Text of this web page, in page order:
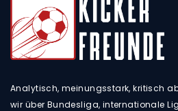
Analytisch, meinungsstark, kritisch
wir über Bundesliga, internationale